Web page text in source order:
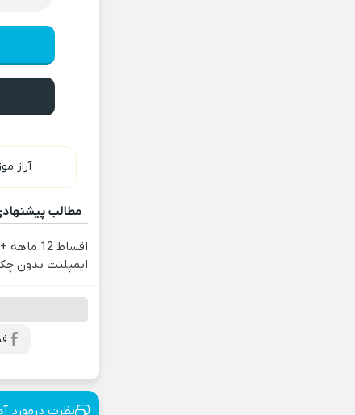
آراز
مطالب
اقساط 12
ایمپلنت بدون
نظرت درمورد